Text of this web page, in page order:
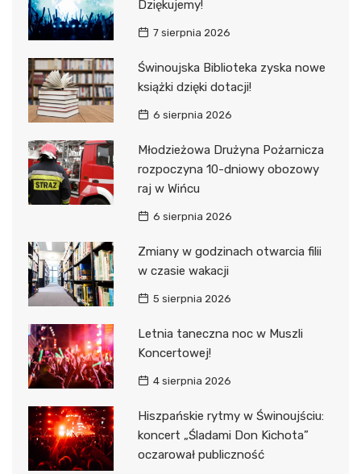
Dziękujemy!
7 sierpnia 2026
Świnoujska Biblioteka zyska nowe
książki dzięki dotacji!
6 sierpnia 2026
Młodzieżowa Drużyna Pożarnicza
rozpoczyna 10-dniowy obozowy
raj w Wińcu
6 sierpnia 2026
Zmiany w godzinach otwarcia filii
w czasie wakacji
5 sierpnia 2026
Letnia taneczna noc w Muszli
Koncertowej!
4 sierpnia 2026
Hiszpańskie rytmy w Świnoujściu:
koncert „Śladami Don Kichota”
oczarował publiczność